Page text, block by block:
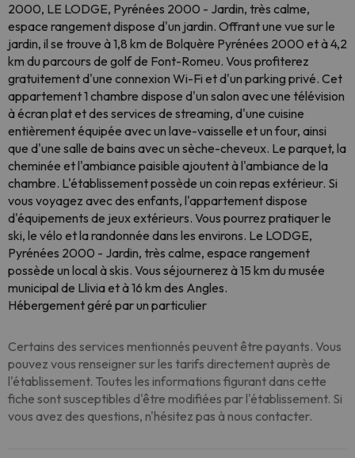
2000, LE LODGE, Pyrénées 2000 - Jardin, très calme,
espace rangement dispose d'un jardin. Offrant une vue sur le
jardin, il se trouve à 1,8 km de Bolquère Pyrénées 2000 et à 4,2
km du parcours de golf de Font-Romeu. Vous profiterez
gratuitement d'une connexion Wi-Fi et d'un parking privé. Cet
appartement 1 chambre dispose d'un salon avec une télévision
à écran plat et des services de streaming, d'une cuisine
entièrement équipée avec un lave-vaisselle et un four, ainsi
que d'une salle de bains avec un sèche-cheveux. Le parquet, la
cheminée et l'ambiance paisible ajoutent à l'ambiance de la
chambre. L'établissement possède un coin repas extérieur. Si
vous voyagez avec des enfants, l'appartement dispose
d'équipements de jeux extérieurs. Vous pourrez pratiquer le
ski, le vélo et la randonnée dans les environs. Le LODGE,
Pyrénées 2000 - Jardin, très calme, espace rangement
possède un local à skis. Vous séjournerez à 15 km du musée
municipal de Llivia et à 16 km des Angles.
Hébergement géré par un particulier
Certains des services mentionnés peuvent être payants. Vous
pouvez vous renseigner sur les tarifs directement auprès de
l'établissement. Toutes les informations figurant dans cette
fiche sont susceptibles d'être modifiées par l'établissement. Si
vous avez des questions, n'hésitez pas à nous contacter.